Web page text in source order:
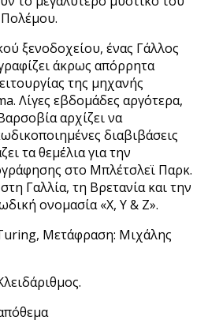
ξενοδοχείου, ένας Γάλλος
άκρως απόρρητα
της μηχανής
Λίγες εβδομάδες αργότερα,
αρχίζει να
διαβιβάσεις
τα θεμέλια για την
στο Μπλέτσλεϊ Παρκ.
Γαλλία, τη Βρετανία και την
ονομασία «Χ, Υ & Ζ».
Μετάφραση: Μιχάλης